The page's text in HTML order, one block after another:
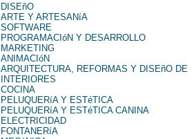
DISEñO
ARTE Y ARTESANíA
SOFTWARE
PROGRAMACIóN Y DESARROLLO
MARKETING
ANIMACIóN
ARQUITECTURA, REFORMAS Y DISEñO DE
INTERIORES
COCINA
PELUQUERíA Y ESTéTICA
PELUQUERíA Y ESTéTICA CANINA
ELECTRICIDAD
FONTANERíA